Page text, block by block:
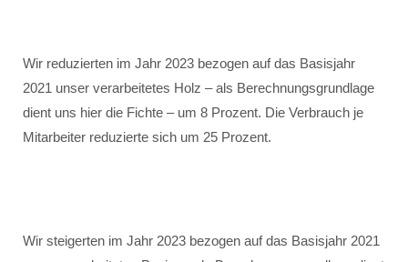
Wir reduzierten im Jahr 2023 bezogen auf das Basisjahr
2021 unser verarbeitetes Holz – als Berechnungsgrundlage
dient uns hier die Fichte – um 8 Prozent. Die Verbrauch je
Mitarbeiter reduzierte sich um 25 Prozent.
Wir steigerten im Jahr 2023 bezogen auf das Basisjahr 2021